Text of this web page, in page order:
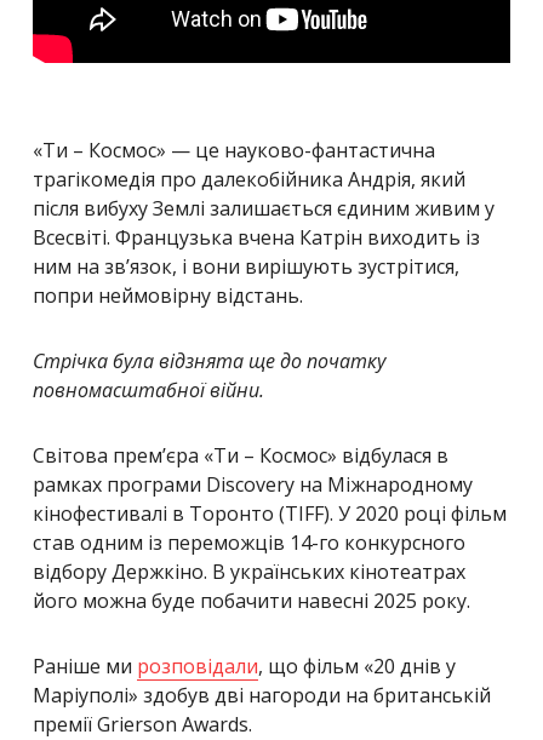
«Ти – Космос» — це науково-фантастична
трагікомедія про далекобійника Андрія, який
після вибуху Землі залишається єдиним живим у
Всесвіті. Французька вчена Катрін виходить із
ним на зв’язок, і вони вирішують зустрітися,
попри неймовірну відстань.
Стрічка була відзнята ще до початку
повномасштабної війни.
Світова прем’єра «Ти – Космос» відбулася в
рамках програми Discovery на Міжнародному
кінофестивалі в Торонто (TIFF). У 2020 році фільм
став одним із переможців 14-го конкурсного
відбору Держкіно. В українських кінотеатрах
його можна буде побачити навесні 2025 року.
Раніше ми розповідали, що фільм «20 днів у
Маріуполі» здобув дві нагороди на британській
премії Grierson Awards.